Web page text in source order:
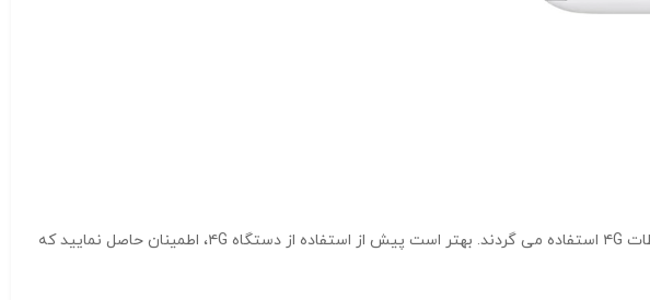
مودم سیمکارتی جیبی برند HUAWEI مدل E5785-320a باندهای دیگر مثل LTE-FDD Band 28 و Band 12/17 نیز برای ارتباطات ۴G استفاده می گردند. بهتر است پیش از استفاده از دستگاه ۴G، اطمینان حاصل نمایید که